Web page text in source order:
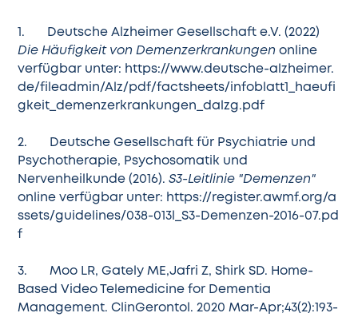
1. Deutsche Alzheimer Gesellschaft e.V. (2022)
Die Häufigkeit von Demenzerkrankungenonline
verfügbar unter: https://www.deutsche-alzheimer.
de/fileadmin/Alz/pdf/factsheets/infoblatt1_haeufi
gkeit_demenzerkrankungen_dalzg.pdf
2. Deutsche Gesellschaft für Psychiatrie und
Psychotherapie, Psychosomatik und
Nervenheilkunde (2016).S3-Leitlinie "Demenzen"
online verfügbar unter: https://register.awmf.org/a
ssets/guidelines/038-013l_S3-Demenzen-2016-07.pd
f
3. Moo LR, Gately ME,Jafri Z, Shirk SD. Home-
Based Video Telemedicine for Dementia
Management. ClinGerontol. 2020 Mar-Apr;43(2):193-